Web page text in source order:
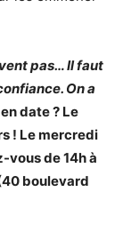
pas… Il faut
On a
date ? Le
! Le mercredi
vous de 14h à
boulevard